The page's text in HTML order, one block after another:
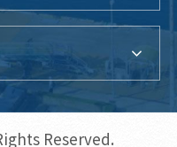
Reserved.